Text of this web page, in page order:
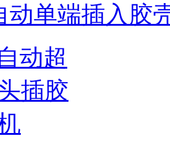
动单端插入胶